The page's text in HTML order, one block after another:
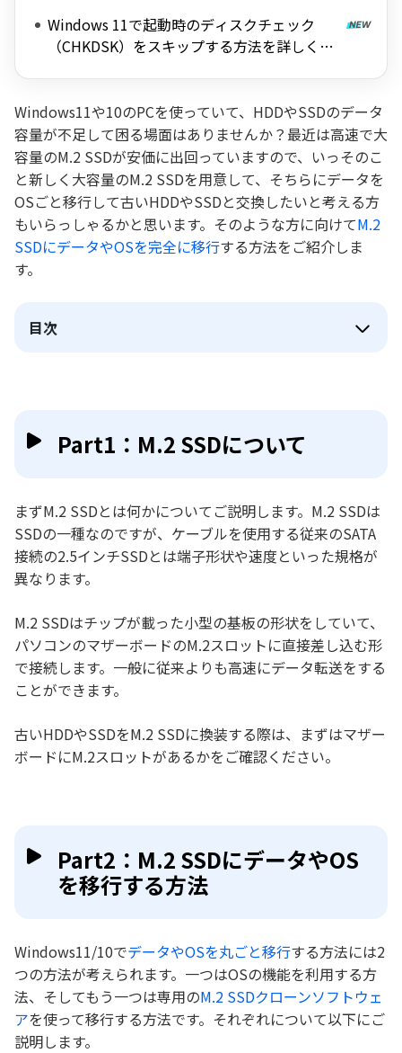
Windows 11で起動時のディスクチェック
（CHKDSK）をスキップする方法を詳しく解
Windows11や10のPCを使っていて、HDDやSSDのデータ
容量が不足して困る場面はありませんか？最近は高速で大
容量のM.2 SSDが安価に出回っていますので、いっそのこ
と新しく大容量のM.2 SSDを用意して、そちらにデータを
OSごと移行して古いHDDやSSDと交換したいと考える方
もいらっしゃるかと思います。そのような方に向けてM.2
SSDにデータやOSを完全に移行する方法をご紹介しま
す。
目次
Part1：M.2 SSDについて
まずM.2 SSDとは何かについてご説明します。M.2 SSDは
SSDの一種なのですが、ケーブルを使用する従来のSATA
接続の2.5インチSSDとは端子形状や速度といった規格が
異なります。
M.2 SSDはチップが載った小型の基板の形状をしていて、
パソコンのマザーボードのM.2スロットに直接差し込む形
で接続します。一般に従来よりも高速にデータ転送をする
ことができます。
古いHDDやSSDをM.2 SSDに換装する際は、まずはマザー
ボードにM.2スロットがあるかをご確認ください。
Part2：M.2 SSDにデータやOS
を移行する方法
Windows11/10でデータやOSを丸ごと移行する方法には2
つの方法が考えられます。一つはOSの機能を利用する方
法、そしてもう一つは専用のM.2 SSDクローンソフトウェ
アを使って移行する方法です。それぞれについて以下にご
説明します。